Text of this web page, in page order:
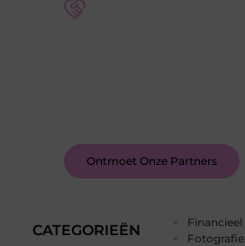
CATEGORIEËN
Financieel
Fotografie
Ontmoet Onze Partners